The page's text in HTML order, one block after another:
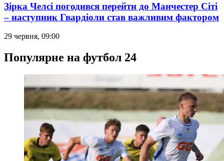
Зірка Челсі погодився перейти до Манчестер Сіті
– наступник Гвардіоли став важливим фактором
29 червня, 09:00
Популярне на футбол 24